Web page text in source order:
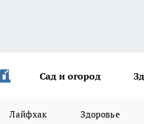
Сад и огород
Лайфхак Здоровье